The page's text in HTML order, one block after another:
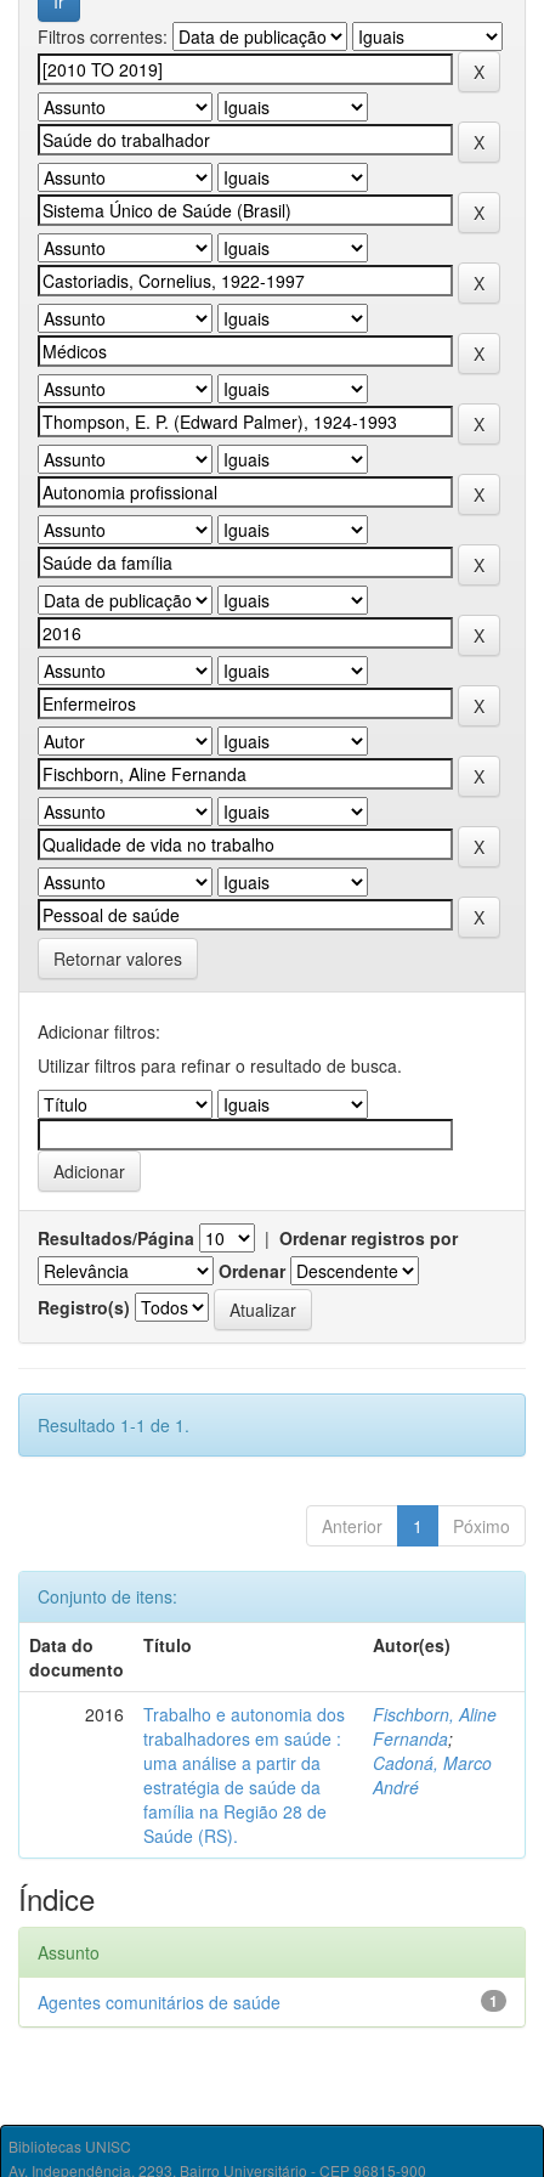
Filtros correntes:
Retornar valores
Adicionar filtros:
Utilizar filtros para refinar o resultado de busca.
Resultados/Página | Ordenar registros por
Ordenar
Registro(s)
Resultado 1-1 de 1.
Anterior 1 Póximo
Conjunto de itens:
Data do
documento
Título Autor(es)
2016
Trabalho e autonomia dos
trabalhadores em saúde :
uma análise a partir da
estratégia de saúde da
família na Região 28 de
Saúde (RS).
Fischborn, Aline
Fernanda;
Cadoná, Marco
André
Índice
Assunto
1
Agentes comunitários de saúde
Bibliotecas UNISC
Av. Independência, 2293, Bairro Universitário - CEP 96815-900